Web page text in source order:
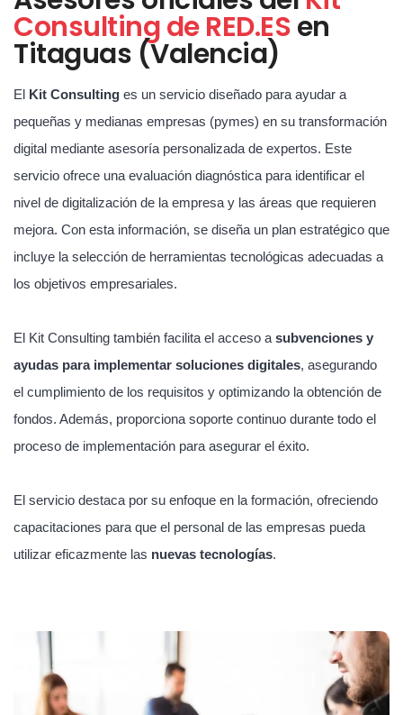
Consulting de RED.ESen
Titaguas (Valencia)
El Kit Consulting es un servicio diseñado para ayudar a
pequeñas y medianas empresas (pymes) en su transformación
digital mediante asesoría personalizada de expertos. Este
servicio ofrece una evaluación diagnóstica para identificar el
nivel de digitalización de la empresa y las áreas que requieren
mejora. Con esta información, se diseña un plan estratégico que
incluye la selección de herramientas tecnológicas adecuadas a
los objetivos empresariales.
El Kit Consulting también facilita el acceso a subvenciones y
ayudas para implementar soluciones digitales, asegurando
el cumplimiento de los requisitos y optimizando la obtención de
fondos. Además, proporciona soporte continuo durante todo el
proceso de implementación para asegurar el éxito.
El servicio destaca por su enfoque en la formación, ofreciendo
capacitaciones para que el personal de las empresas pueda
utilizar eficazmente las nuevas tecnologías.